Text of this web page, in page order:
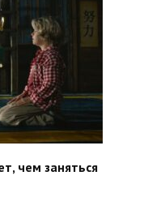
чем заняться